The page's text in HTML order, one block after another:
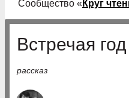
Сообщество « Круг
Встречая
рассказ